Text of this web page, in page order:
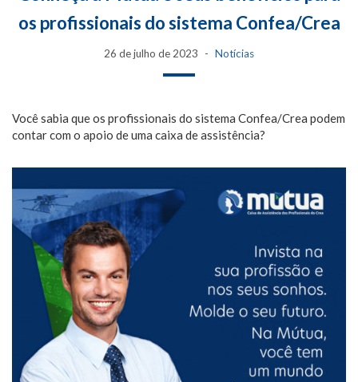
os profissionais do sistema Confea/Crea
26 de julho de 2023 Notícias
Você sabia que os profissionais do sistema Confea/Crea podem
contar com o apoio de uma caixa de assistência?